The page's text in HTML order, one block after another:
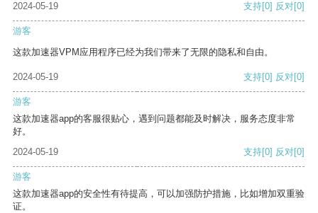
2024-05-19
支持[0] 反对[0]
游客
这款加速器VPM应用程序已经为我们带来了无限的隐私和自由。
2024-05-19 支持[0] 反对[0]
游客
这款加速器app的客服很贴心，遇到问题都能及时解决，服务态度非常
好。
2024-05-19
支持[0] 反对[0]
游客
这款加速器app的安全性有待提高，可以加强防护措施，比如增加双重验
证。